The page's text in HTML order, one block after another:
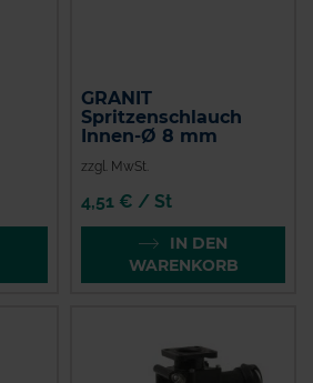
GRANIT
Spritzenschlauch
Innen-Ø 8 mm
zzgl. MwSt.
4,51 € / St
IN DEN
WARENKORB